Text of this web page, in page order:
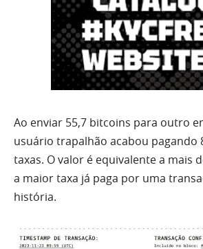
Ao enviar 55,7 bitcoins para outro
usuário trapalhão acabou pagando
taxas. O valor é equivalente a mais
a maior taxa já paga por uma
história.